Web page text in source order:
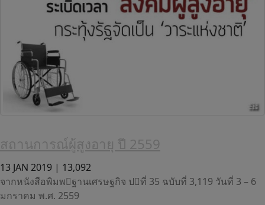
สถานการณ์ผู้สูงอายุ ปี 2559
13 JAN 2019 | 13,092
จากหนังสือพิมพฐานเศรษฐกิจ ปที่ 35 ฉบับที่ 3,119 วันที่ 3 – 6
มกราคม พ.ศ. 2559